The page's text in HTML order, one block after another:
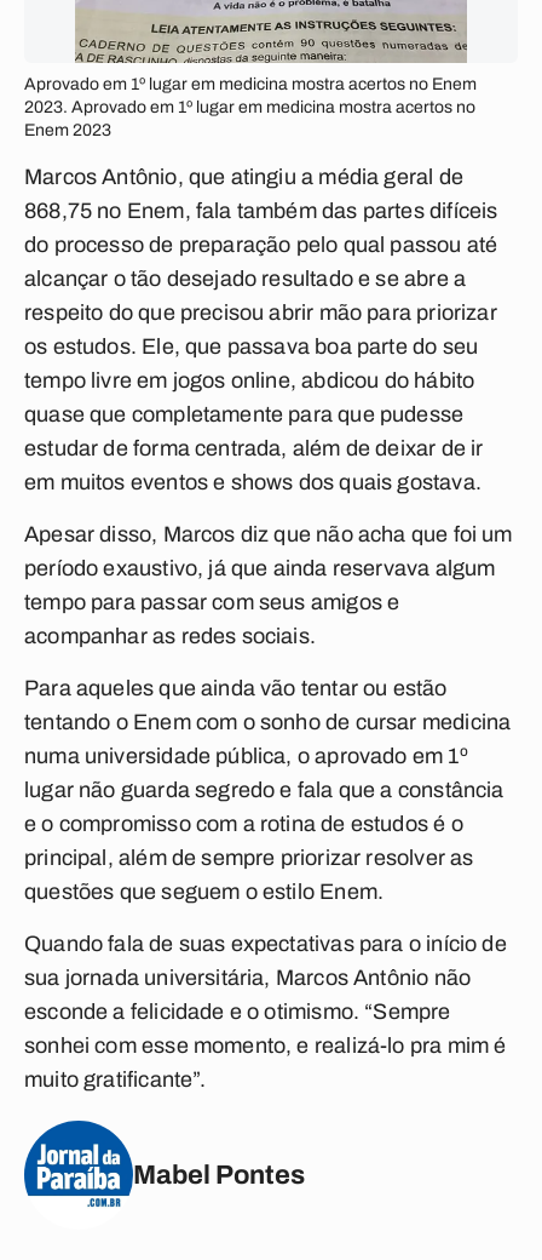
Aprovado em 1º lugar em medicina mostra acertos no Enem
2023. Aprovado em 1º lugar em medicina mostra acertos no
Enem 2023
Marcos Antônio, que atingiu a média geral de
868,75 no Enem, fala também das partes difíceis
do processo de preparação pelo qual passou até
alcançar o tão desejado resultado e se abre a
respeito do que precisou abrir mão para priorizar
os estudos. Ele, que passava boa parte do seu
tempo livre em jogos online, abdicou do hábito
quase que completamente para que pudesse
estudar de forma centrada, além de deixar de ir
em muitos eventos e shows dos quais gostava.
Apesar disso, Marcos diz que não acha que foi um
período exaustivo, já que ainda reservava algum
tempo para passar com seus amigos e
acompanhar as redes sociais.
Para aqueles que ainda vão tentar ou estão
tentando o Enem com o sonho de cursar medicina
numa universidade pública, o aprovado em 1º
lugar não guarda segredo e fala que a constância
e o compromisso com a rotina de estudos é o
principal, além de sempre priorizar resolver as
questões que seguem o estilo Enem.
Quando fala de suas expectativas para o início de
sua jornada universitária, Marcos Antônio não
esconde a felicidade e o otimismo. “Sempre
sonhei com esse momento, e realizá-lo pra mim é
muito gratificante”.
Mabel Pontes